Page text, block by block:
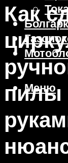
Меню
Как
пилы